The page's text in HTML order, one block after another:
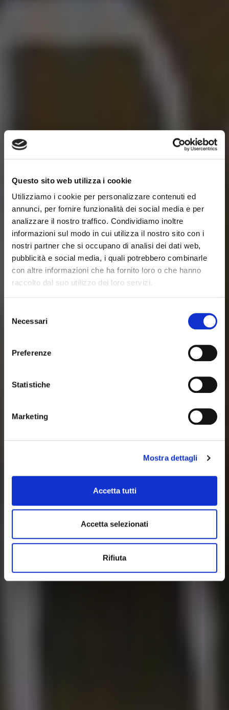
Questo sito web utilizza i cookie
Utilizziamo i cookie per personalizzare contenuti ed
annunci, per fornire funzionalità dei social media e per
analizzare il nostro traffico. Condividiamo inoltre
informazioni sul modo in cui utilizza il nostro sito con i
nostri partner che si occupano di analisi dei dati web,
pubblicità e social media, i quali potrebbero combinarle
con altre informazioni che ha fornito loro o che hanno
raccolto dal suo utilizzo dei loro servizi.
delNecessari
Preferenze
Statistiche
Marketing
Mostra dettagli
Accetta tutti
Accetta selezionati
Rifiuta